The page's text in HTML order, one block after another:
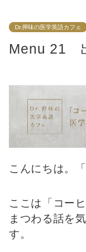
Dr.押味の医学英語カフェ
Menu 21
こんにちは。「
ここは「コー
まつわる話を
す。